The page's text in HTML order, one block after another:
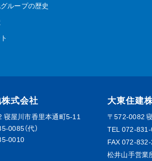
ループの歴史
式会社
寝屋川市香里本通町5-11
0085（代）
0010
大東住建
〒572-0082
TEL 072-
FAX 072-
松井山手営業